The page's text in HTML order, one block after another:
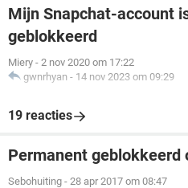
Mijn Snapchat-account
geblokkeerd
Miery - 2 nov 2020 om 17:22
gwnrhyan - 14 nov 2023 om 09:29
19 reacties
Permanent geblokkeerd
Sebohuiting - 28 apr 2017 om 08:47